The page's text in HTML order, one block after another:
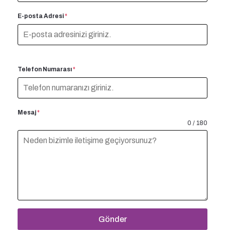
E-posta Adresi*
Telefon Numarası*
Mesaj*
0 / 180
Gönder